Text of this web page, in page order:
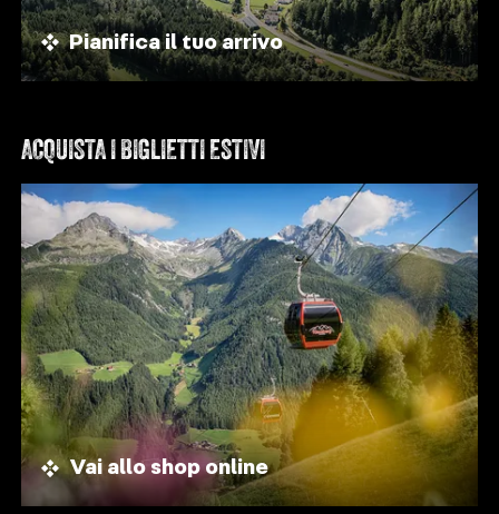
Pianifica il tuo arrivo
ACQUISTA I BIGLIETTI ESTIVI
Vai allo shop online